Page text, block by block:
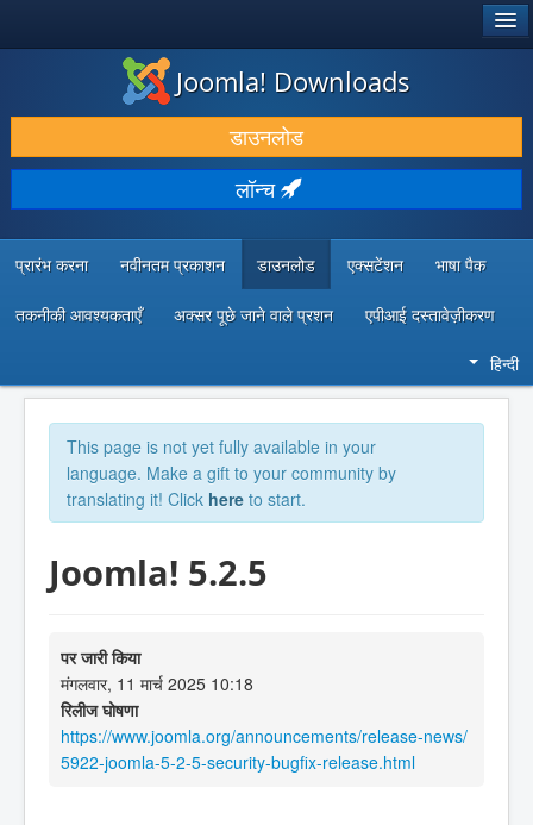
डाउनलोड करें और बढ़ाएं
खोजें और जानें
सामुदायिक समर्थन
डेवलपर संसाधन
Joomla! Downloads
डाउनलोड
लॉन्च
प्रारंभ करना नवीनतम प्रकाशन डाउनलोड एक्सटेंशन भाषा पैक
तकनीकी आवश्यकताएँ अक्सर पूछे जाने वाले प्रशन एपीआई दस्तावेज़ीकरण
हिन्दी
This page is not yet fully available in your
language. Make a gift to your community by
translating it! Click here to start.
Joomla! 5.2.5
पर जारी किया
मंगलवार, 11 मार्च 2025 10:18
रिलीज घोषणा
https://www.joomla.org/announcements/release-news/
5922-joomla-5-2-5-security-bugfix-release.html